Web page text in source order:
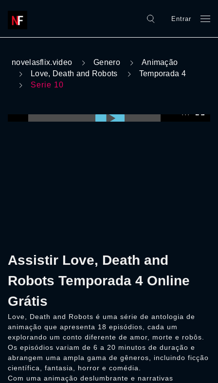
Entrar
novelasflix.video Genero
Animação
Love, Death and Robots
Temporada 4
Serie 10
Assistir Love, Death and
Robots Temporada 4 Online
Grátis
Love, Death and Robots é uma série de antologia de
animação que apresenta 18 episódios, cada um
explorando um conto diferente de amor, morte e robôs.
Os episódios variam de 6 a 20 minutos de duração e
abrangem uma ampla gama de gêneros, incluindo ficção
científica, fantasia, horror e comédia.
Com uma animação deslumbrante e narrativas